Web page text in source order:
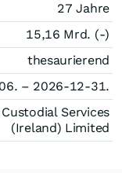
27 Jahre
15,16 Mrd. (-)
thesaurierend
– 2026-12-31.
Services
(Ireland) Limited